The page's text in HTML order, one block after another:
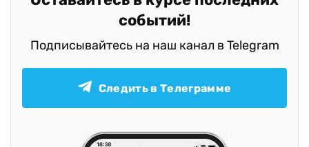
событий!
Подписывайтесь на наш канал в Telegram
Следить в Телеграмме